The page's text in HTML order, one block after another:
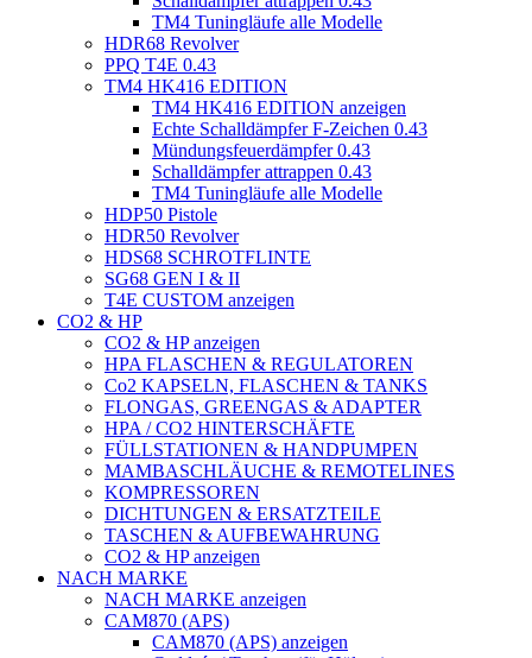
TM4 Tuningläufe alle Modelle
HDR68 Revolver
PPQ T4E 0.43
TM4 HK416 EDITION
TM4 HK416 EDITION anzeigen
Echte Schalldämpfer F-Zeichen 0.43
Mündungsfeuerdämpfer 0.43
Schalldämpfer attrappen 0.43
TM4 Tuningläufe alle Modelle
HDP50 Pistole
HDR50 Revolver
HDS68 SCHROTFLINTE
SG68 GEN I & II
T4E CUSTOM anzeigen
CO2 & HP
CO2 & HP anzeigen
HPA FLASCHEN & REGULATOREN
Co2 KAPSELN, FLASCHEN & TANKS
FLONGAS, GREENGAS & ADAPTER
HPA / CO2 HINTERSCHÄFTE
FÜLLSTATIONEN & HANDPUMPEN
MAMBASCHLÄUCHE & REMOTELINES
KOMPRESSOREN
DICHTUNGEN & ERSATZTEILE
TASCHEN & AUFBEWAHRUNG
CO2 & HP anzeigen
NACH MARKE
NACH MARKE anzeigen
CAM870 (APS)
CAM870 (APS) anzeigen